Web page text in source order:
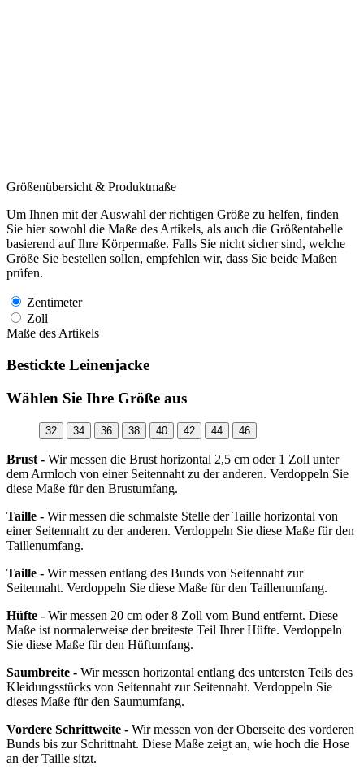
Größenübersicht & Produktmaße
Um Ihnen mit der Auswahl der richtigen Größe zu helfen, finden
Sie hier sowohl die Maße des Artikels, als auch die Größentabelle
basierend auf Ihre Körpermaße. Falls Sie nicht sicher sind, welche
Größe Sie bestellen sollen, empfehlen wir, dass Sie beide Maßen
prüfen.
Zentimeter
Zoll
Maße des Artikels
Bestickte Leinenjacke
Wählen Sie Ihre Größe aus
32 34 36 38 40 42 44 46
Brust - Wir messen die Brust horizontal 2,5 cm oder 1 Zoll unter
dem Armloch von einer Seitennaht zu der anderen. Verdoppeln Sie
diese Maße für den Brustumfang.
Taille - Wir messen die schmalste Stelle der Taille horizontal von
einer Seitennaht zu der anderen. Verdoppeln Sie diese Maße für den
Taillenumfang.
Taille - Wir messen entlang des Bunds von Seitennaht zur
Seitennaht. Verdoppeln Sie diese Maße für den Taillenumfang.
Hüfte - Wir messen 20 cm oder 8 Zoll vom Bund entfernt. Diese
Maße ist normalerweise der breiteste Teil Ihrer Hüfte. Verdoppeln
Sie diese Maße für den Hüftumfang.
Saumbreite - Wir messen horizontal entlang des untersten Teils des
Kleidungsstücks von Seitennaht zur Seitennaht. Verdoppeln Sie
dieses Maße für den Saumumfang.
Vordere Schrittweite - Wir messen von der Oberseite des vorderen
Bunds bis zur Schrittnaht. Diese Maße zeigt an, wie hoch die Hose
an der Taille sitzt.